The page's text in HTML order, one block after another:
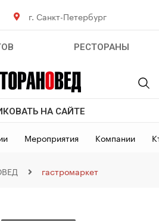
г. Санкт-Петербург
РЕСТОРАНЫ
НА САЙТЕ
Мероприятия Компании
гастромаркет